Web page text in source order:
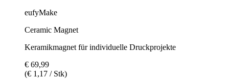
eufyMake
Ceramic Magnet
Keramikmagnet für individuelle Druckprojekte
€ 69,99
(€ 1,17 / Stk)